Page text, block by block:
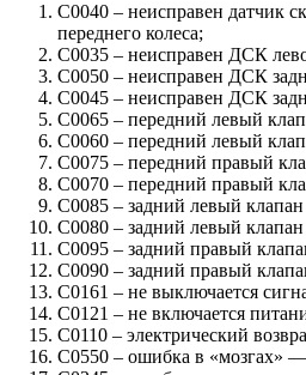
С0040 – неисправен датчик
переднего колеса;
С0035 – неисправен ДСК
С0050 – неисправен ДСК
С0045 – неисправен ДСК
С0065 – передний левый
С0060 – передний левый
С0075 – передний правый
С0070 – передний правый
С0085 – задний левый
С0080 – задний левый
С0095 – задний правый
С0090 – задний правый
С0161 – не выключается
С0121 – не включается
С0110 – электрический
С0550 – ошибка в «мозгах»